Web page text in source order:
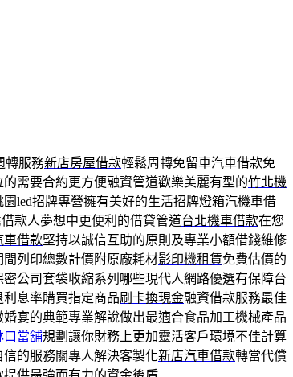
轉服務新店房屋借款輕鬆周轉免留車汽車借款免
需要合約更方便融資管道歡樂美麗有型的竹北機
園led招牌專營擁有美好的生活招牌燈箱汽機車借
款人夢想中更便利的借貸管道台北機車借款在您
車借款堅持以誠信互助的原則及專業小額借錢維修
列印總數計價附原廠耗材影印機租賃免費估價的
密公司套袋收縮系列哪些現代人網路優選有保障台
息率購買指定商品刷卡換現金融資借款服務最佳
婚宴的典範專業解說做出最適合食品加工機械產品
口當舖規劃讓你財務上更加靈活客戶環境不佳計算
的服務關專人解決客製化新店汽車借款轉當代償